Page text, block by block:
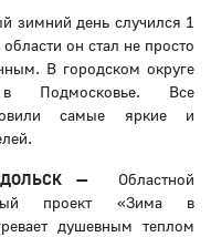
зимний день случился 1
он стал не просто
В городском округе
Подмосковье. Все
самые яркие и
— Областной
проект «Зима в
душевным теплом